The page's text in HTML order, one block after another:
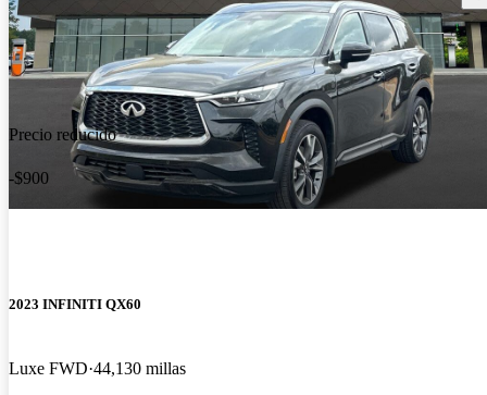
Precio reducido
-$900
2023 INFINITI QX60
Luxe FWD 44,130 millas